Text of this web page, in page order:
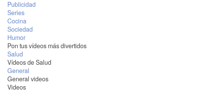
Publicidad
Series
Cocina
Sociedad
Humor
Pon tus vídeos más divertidos
Salud
Vídeos de Salud
General
General videos
Videos